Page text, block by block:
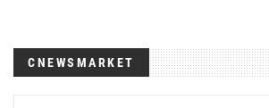
CNEWSMARKET